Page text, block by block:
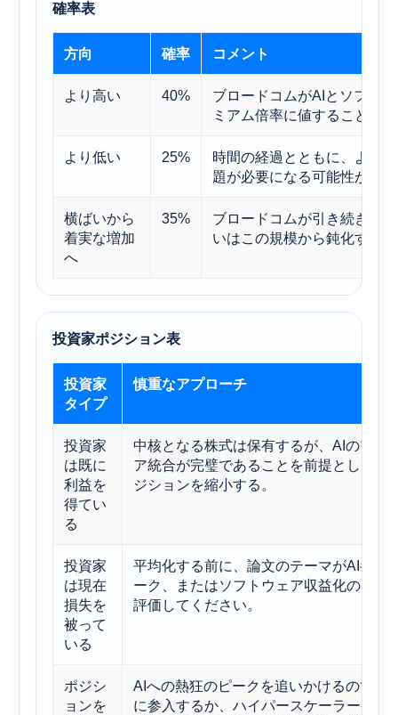
確率表
方向 確率 コメント
より高い 40%
ブロードコムがAIとソフト
ミアム倍率に値することを
より低い 25%
時間の経過とともに、より
題が必要になる可能性が高い
横ばいから
着実な増加
へ
35%
ブロードコムが引き続き優
いはこの規模から鈍化する
投資家ポジション表
投資家
タイプ
慎重なアプローチ
投資家
は既に
利益を
得てい
る
中核となる株式は保有するが、AIの需要
ア統合が完璧であることを前提としてい
ジションを縮小する。
投資家
は現在
損失を
被って
いる
平均化する前に、論文のテーマがAI半導
ーク、またはソフトウェア収益化のどれ
評価してください。
ポジシ
ョンを
AIへの熱狂のピークを追いかけるのでは
に参入するか、ハイパースケーラーやソ